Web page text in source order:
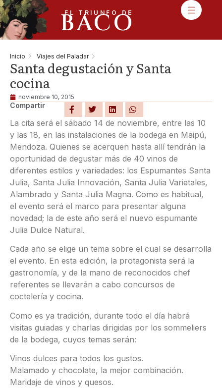
EL TRIUNFO DE
BACO
Inicio Viajes del Paladar
Santa degustación y Santa
cocina
noviembre 10, 2015
Compartir
La cita será el sábado 14 de noviembre, entre las 10
y las 18, en las instalaciones de la bodega en Maipú,
Mendoza. Quienes se acerquen hasta allí tendrán la
oportunidad de degustar más de 40 vinos de
diferentes estilos y variedades: los Espumantes Santa
Julia, Santa Julia Innovación, Santa Julia Varietales,
Alambrado y Santa Julia Magna. Como es habitual,
el evento será el marco para presentar alguna
novedad; la de este año será el nuevo espumante
Julia Dulce Natural.
Cada año se elige un tema sobre el cual se desarrolla
el evento. En esta edición, la protagonista será la
gastronomía, y de la mano de reconocidos chef
referentes se llevarán a cabo concursos de
coctelería y cocina.
Como es ya tradición, durante todo el día habrá
visitas guiadas y charlas dirigidas por los sommeliers
de la bodega, cuyos temas serán:
Vinos dulces para todos los gustos.
Malamado y chocolate, la mejor combinación.
Maridaje de vinos y quesos.